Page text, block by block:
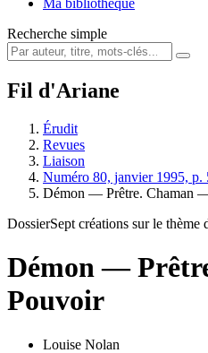
Recherche simple
Fil d'Ariane
Érudit
Revues
Liaison
Numéro 80, janvier 1995, p.
Démon — Prêtre. Chaman
DossierSept créations sur le thème
Démon —
Pouvoir
Louise Nolan